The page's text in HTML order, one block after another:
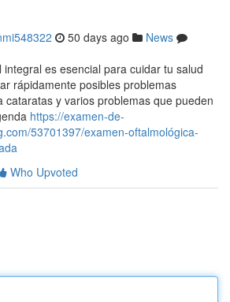
50 days ago
News
integral es esencial para cuidar tu salud
rápidamente posibles problemas
cataratas y varios problemas que pueden
https://examen-de-
53701397/examen-oftalmológica-
Who Upvoted